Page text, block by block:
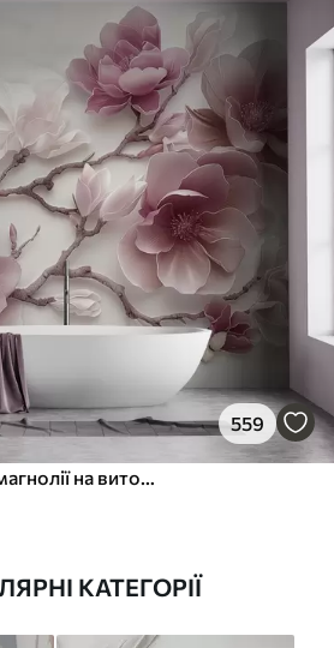
559
КАТЕГОРІЇ